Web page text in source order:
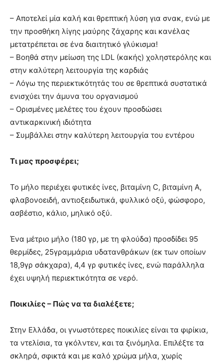
– Αποτελεί μία καλή και θρεπτική λύση για σνακ, ενώ με
την προσθήκη λίγης μαύρης ζάχαρης και κανέλας
μετατρέπεται σε ένα διαιτητικό γλύκισμα!
– Βοηθά στην μείωση της LDL (κακής) χοληστερόλης και
στην καλύτερη λειτουργία της καρδιάς
– Λόγω της περιεκτικότητάς του σε θρεπτικά συστατικά
ενισχύει την άμυνα του οργανισμού
– Ορισμένες μελέτες του έχουν προσδώσει
αντικαρκινική ιδιότητα
– Συμβάλλει στην καλύτερη λειτουργία του εντέρου
Τι μας προσφέρει;
Το μήλο περιέχει φυτικές ίνες, βιταμίνη C, βιταμίνη Α,
φλαβονοειδή, αντιοξειδωτικά, φυλλικό οξύ, φώσφορο,
ασβέστιο, κάλιο, μηλικό οξύ.
Ένα μέτριο μήλο (180 γρ, με τη φλούδα) προσδίδει 95
θερμίδες, 25γραμμάρια υδατανθράκων (εκ των οποίων
18,9γρ σάκχαρα), 4,4 γρ φυτικές ίνες, ενώ παράλληλα
έχει υψηλή περιεκτικότητα σε νερό.
Ποικιλίες – Πώς να τα διαλέξετε;
Στην Ελλάδα, οι γνωστότερες ποικιλίες είναι τα φιρίκια,
τα ντελίσια, τα γκόλντεν, και τα ξινόμηλα. Επιλέξτε τα
σκληρά, σφικτά και με καλό χρώμα μήλα, χωρίς